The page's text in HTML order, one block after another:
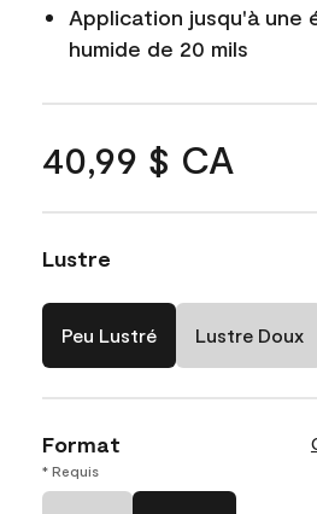
Application jusqu'à une
humide de 20 mils
40,99 $ CA
Lustre
Peu Lustré Lustre Doux
Format
* Requis